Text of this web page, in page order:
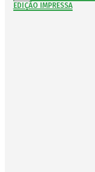
EDIÇÃO IMPRESSA